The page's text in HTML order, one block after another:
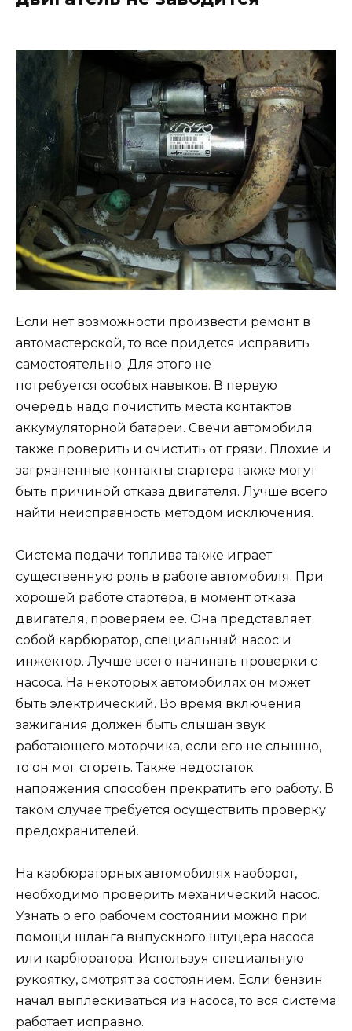
Если нет возможности произвести ремонт в
автомастерской, то все придется исправить
самостоятельно. Для этого не
потребуется особых навыков. В первую
очередь надо почистить места контактов
аккумуляторной батареи. Свечи автомобиля
также проверить и очистить от грязи. Плохие и
загрязненные контакты стартера также могут
быть причиной отказа двигателя. Лучше всего
найти неисправность методом исключения.
Система подачи топлива также играет
существенную роль в работе автомобиля. При
хорошей работе стартера, в момент отказа
двигателя, проверяем ее. Она представляет
собой карбюратор, специальный насос и
инжектор. Лучше всего начинать проверки с
насоса. На некоторых автомобилях он может
быть электрический. Во время включения
зажигания должен быть слышан звук
работающего моторчика, если его не слышно,
то он мог сгореть. Также недостаток
напряжения способен прекратить его работу. В
таком случае требуется осуществить проверку
предохранителей.
На карбюраторных автомобилях наоборот,
необходимо проверить механический насос.
Узнать о его рабочем состоянии можно при
помощи шланга выпускного штуцера насоса
или карбюратора. Используя специальную
рукоятку, смотрят за состоянием. Если бензин
начал выплескиваться из насоса, то вся система
работает исправно.